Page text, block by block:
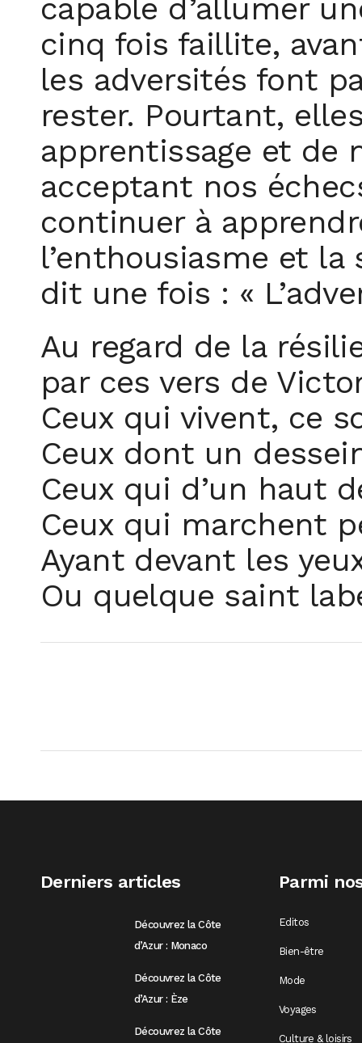
capable d’allumer
cinq fois faillite,
les adversités font
rester. Pourtant,
apprentissage et de
acceptant nos
continuer à
l’enthousiasme et
dit une fois : «
Au regard de la
par ces vers de
Ceux qui vivent, ce
Ceux dont un
Ceux qui d’un haut
Ceux qui marchent
Ayant devant les
Ou quelque saint
Derniers articles
Découvrez la Côte
d’Azur : Monaco
Découvrez la Côte
d’Azur : Èze
Découvrez la Côte
Parmi
Editos
Bien-être
Mode
Voyages
Culture & loisirs